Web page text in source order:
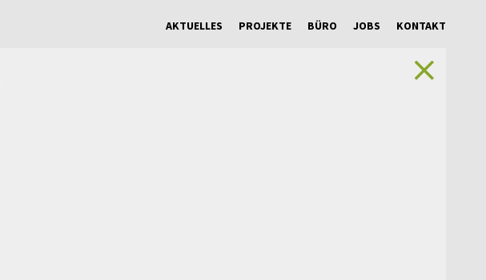
AKTUELLES PROJEKTE BÜRO JOBS KONTAKT